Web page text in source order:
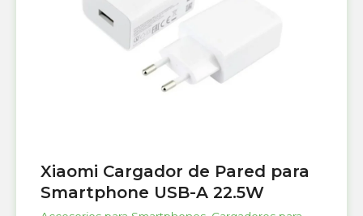
Xiaomi Cargador de Pared para
Smartphone USB-A 22.5W